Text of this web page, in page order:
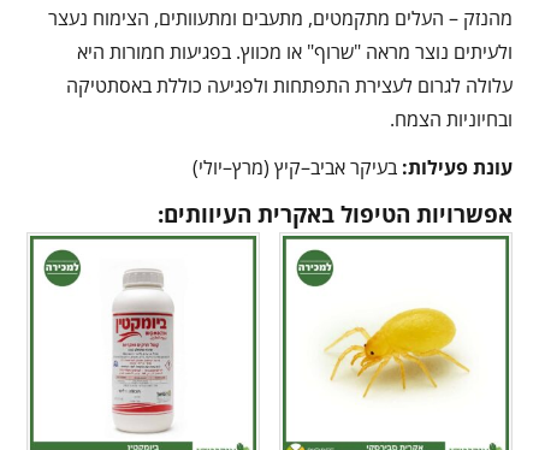
מהנזק – העלים מתקמטים, מתעבים ומתעוותים, הצימוח נעצר
ולעיתים נוצר מראה "שרוף" או מכווץ. בפגיעות חמורות היא
עלולה לגרום לעצירת התפתחות ולפגיעה כוללת באסתטיקה
ובחיוניות הצמח.
עונת פעילות: בעיקר אביב–קיץ (מרץ–יולי)
אפשרויות הטיפול באקרית העיוותים: